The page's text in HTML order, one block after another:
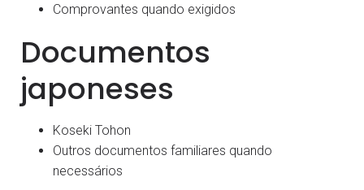
Comprovantes quando exigidos
Documentos
japoneses
Koseki Tohon
Outros documentos familiares quando
necessários